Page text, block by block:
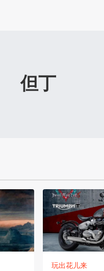
但丁
玩出花儿来